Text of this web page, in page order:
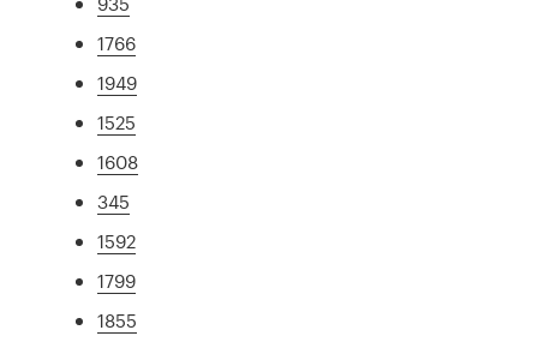
1766
1949
1525
1608
345
1592
1799
1855